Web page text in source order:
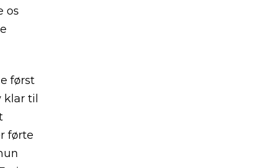
os
først
til
førte